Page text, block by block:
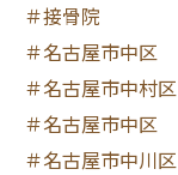
＃接骨院
＃名古屋市中区
＃名古屋市中村区
＃名古屋市中区
＃名古屋市中川区